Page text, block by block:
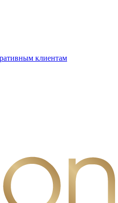
клиентам